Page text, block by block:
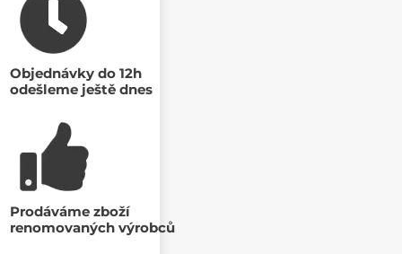
Objednávky do 12h
odešleme ještě dnes
Prodáváme zboží
renomovaných výrobců